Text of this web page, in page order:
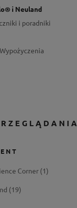
i Neuland
i poradniki
Corner (1)
(19)